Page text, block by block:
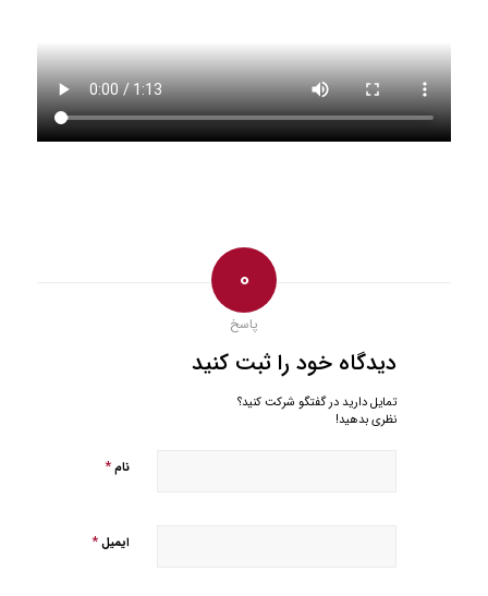
0
پاسخ
دیدگاه خود را ثبت کنید
تمایل دارید در گفتگو شرکت کنید؟
نظری بدهید!
نام*
ایمیل*